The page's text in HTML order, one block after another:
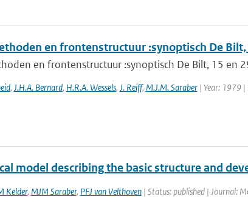
en frontenstructuur :synoptisch De
en frontenstructuur :synoptisch De Bilt, 15 en
, J.H.A. Bernard, H.R.A. Wessels, J. Reiff, M.J.M. Saraber| Year: 1979 |
model describing the basic structure and
Kelder, MJM Saraber, PFJ van Velthoven| Status: published | Journal: